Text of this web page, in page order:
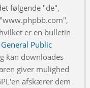
følgende "de",
er en bulletin
Public
kan downloades
giver mulighed
afskærer dem